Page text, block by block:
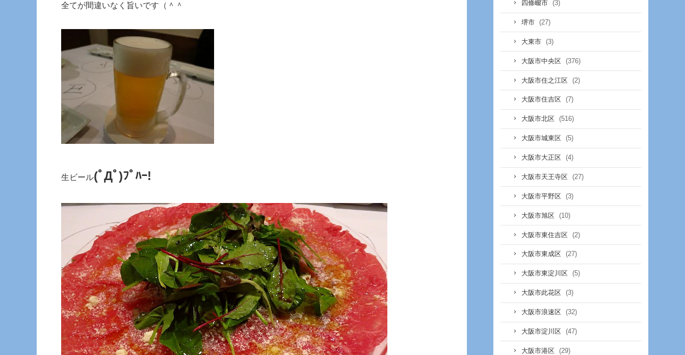
全てが間違いなく旨いです（＾＾
生ビール(ﾟДﾟ)ﾌﾟﾊｰ!
四條畷市 (3)
堺市 (27)
大東市 (3)
大阪市中央区 (376)
大阪市住之江区 (2)
大阪市住吉区 (7)
大阪市北区 (516)
大阪市城東区 (5)
大阪市大正区 (4)
大阪市天王寺区 (27)
大阪市平野区 (3)
大阪市旭区 (10)
大阪市東住吉区 (2)
大阪市東成区 (27)
大阪市東淀川区 (5)
大阪市此花区 (3)
大阪市浪速区 (32)
大阪市淀川区 (47)
大阪市港区 (29)